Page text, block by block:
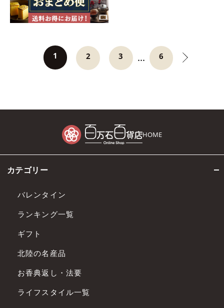
1 2 3 ... 6
HOME
カテゴリー
バレンタイン
ランキング一覧
ギフト
北陸の名産品
お香典返し・法要
ライフスタイル一覧